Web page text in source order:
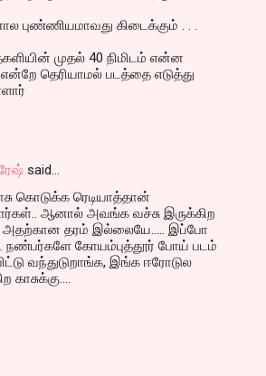
புண்ணியமாவது கிடைக்கும் . . .
முதல் 40 நிமிடம் என்ன
தெரியாமல் படத்தை எடுத்து
said…
கொடுக்க ரெடியாத்தான்
ஆனால் அவங்க வச்சு இருக்கிற
அதற்கான தரம் இல்லையே..... இப்போ
கோயம்புத்தூர் போய் படம்
வந்துடுறாங்க, இங்க ஈரோடுல